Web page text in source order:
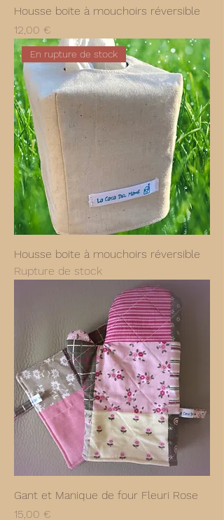
Housse boite à mouchoirs réversible
Prix
12,00 €
En rupture de stock
Housse boite à mouchoirs réversible
Rupture de stock
Gant et Manique de four Fleuri Rose
Prix
15,00 €